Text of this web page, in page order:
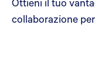
collaborazione